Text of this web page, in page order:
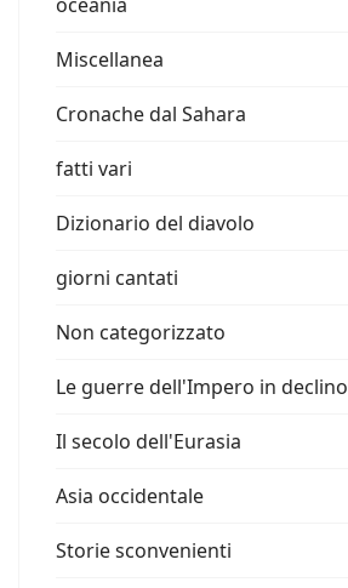
Miscellanea
Cronache dal Sahara
fatti vari
Dizionario del diavolo
giorni cantati
Non categorizzato
Le guerre dell'Impero in declino
Il secolo dell'Eurasia
Asia occidentale
Storie sconvenienti